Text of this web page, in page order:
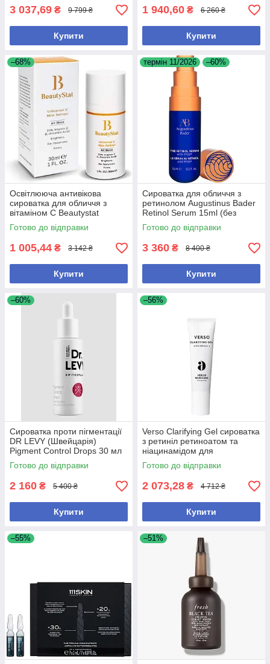
3 037,69 ₴ 9 799 ₴
Купити
1 940,60 ₴ 6 260 ₴
Купити
–68%
Освітлююча антивікова
сироватка для обличчя з
вітаміном С Beautystat
Universal C Skin Refiner 30 мл
Готово до відправки
1 005,44 ₴ 3 142 ₴
Купити
термін 11/2026 –60%
Сироватка для обличчя з
ретинолом Augustinus Bader
Retinol Serum 15ml (без
коробки)
Готово до відправки
3 360 ₴ 8 400 ₴
Купити
–60%
Сироватка проти пігментації
DR LEVY (Швейцарія)
Pigment Control Drops 30 мл
(без коробки, з набору)
Готово до відправки
2 160 ₴ 5 400 ₴
Купити
–56%
Verso Clarifying Gel сироватка
з ретиніл ретиноатом та
ніацинамідом для
проблемної шкіри, 30 мл (без
коробки, з набору)
Готово до відправки
2 073,28 ₴ 4 712 ₴
Купити
–55% –51%